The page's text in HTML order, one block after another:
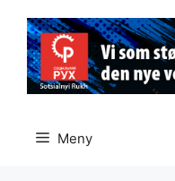
innhold
Meny